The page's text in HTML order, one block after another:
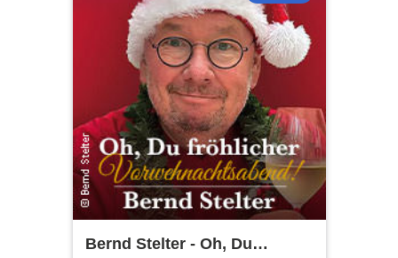
Bernd Stelter - Oh, Du